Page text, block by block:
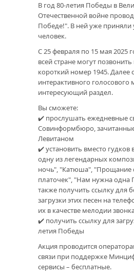
В год 80-летия Победы в
Отечественной войне
Победе!". В ней уже приняли
человек.
С 25 февраля по 15 мая 2025
всей стране могут
короткий номер 1945.
интерактивного
интересующий раздел.
Вы сможете:
✔️ прослушать ежедневные
Совинформбюро,
Левитаном
✔️ установить вместо
одну из легендарных
ночь", "Катюша", "Прощание
платочек", "Нам нужна
также получить ссылку для
загрузки этих песен на
их в качестве мелодии
✔️ получить ссылку для
летия Победы
Акция проводится
связи при поддержке
сервисы – бесплатные.